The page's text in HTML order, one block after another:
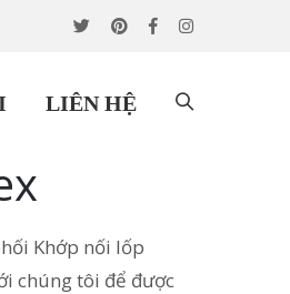
LIÊN HỆ
Khớp nối lốp
chúng tôi để được